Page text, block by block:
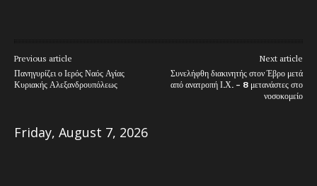
Previous article
Πανηγυρίζει ο Ιερός Ναός Αγίας
Κυριακής Αλεξανδρουπόλεως
Next article
Συνελήφθη διακινητής στον Έβρο μετά
από ανατροπή Ι.Χ. – 8 μετανάστες στο
νοσοκομείο
Friday, August 7, 2026